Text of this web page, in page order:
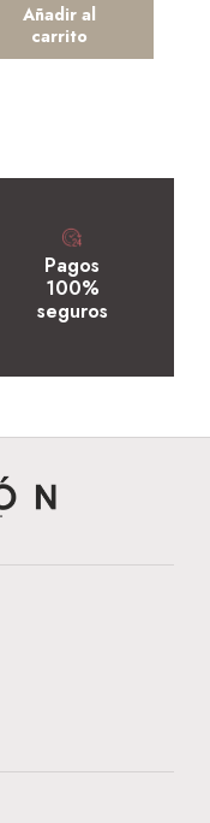
Añadir al
carrito
Pagos
100%
seguros